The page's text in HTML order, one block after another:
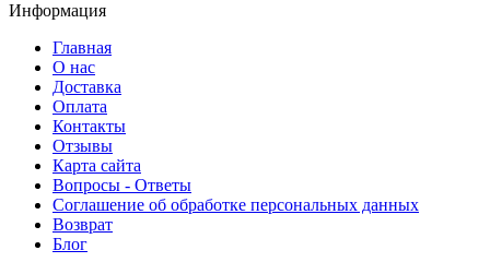
Информация
Главная
О нас
Доставка
Оплата
Контакты
Отзывы
Карта сайта
Вопросы - Ответы
Соглашение об обработке персональных данных
Возврат
Блог